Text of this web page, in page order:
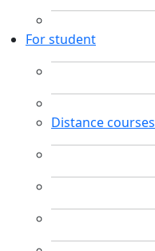
For student
Distance courses